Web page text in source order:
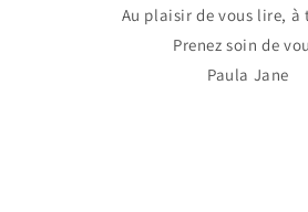
Au plaisir de vous lire, à
Prenez soin de
Paula Jane